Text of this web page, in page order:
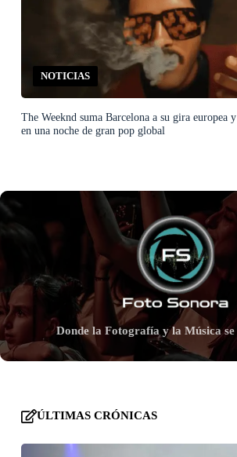
NOTICIAS
The Weeknd suma Barcelona a su gira europea
en una noche de gran pop global
Donde la Fotografía y la Música se
ÚLTIMAS CRÓNICAS